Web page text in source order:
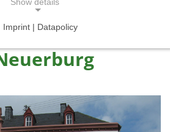
Imprint | Datapolicy